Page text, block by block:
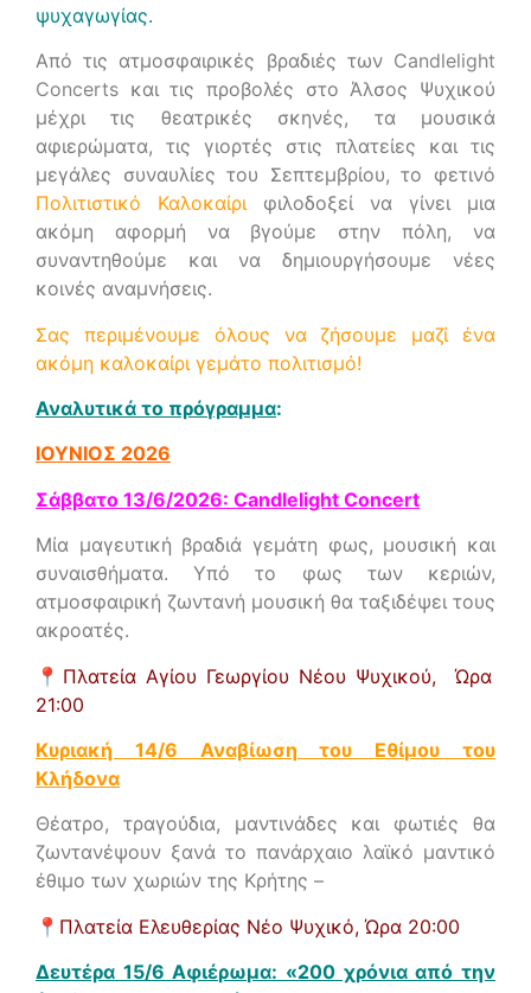
ψυχαγωγίας.
Από τις ατμοσφαιρικές βραδιές των Candlelight
Concerts και τις προβολές στο Άλσος Ψυχικού
μέχρι τις θεατρικές σκηνές, τα μουσικά
αφιερώματα, τις γιορτές στις πλατείες και τις
μεγάλες συναυλίες του Σεπτεμβρίου, το φετινό
Πολιτιστικό Καλοκαίριφιλοδοξεί να γίνει μια
ακόμη αφορμή να βγούμε στην πόλη, να
συναντηθούμε και να δημιουργήσουμε νέες
κοινές αναμνήσεις.
Σας περιμένουμε όλους να ζήσουμε μαζί ένα
ακόμη καλοκαίρι γεμάτο πολιτισμό!
Αναλυτικά το πρόγραμμα:
ΙΟΥΝΙΟΣ 2026
Σάββατο 13/6/2026: Candlelight Concert
Μία μαγευτική βραδιά γεμάτη φως, μουσική και
συναισθήματα. Υπό το φως των κεριών,
ατμοσφαιρική ζωντανή μουσική θα ταξιδέψει τους
ακροατές.
📍 Πλατεία Αγίου Γεωργίου Νέου Ψυχικού, Ώρα
21:00
Κυριακή 14/6 Αναβίωση του Εθίμου του
Κλήδονα
Θέατρο, τραγούδια, μαντινάδες και φωτιές θα
ζωντανέψουν ξανά το πανάρχαιο λαϊκό μαντικό
έθιμο των χωριών της Κρήτης –
📍 Πλατεία Ελευθερίας Νέο Ψυχικό,Ώρα 20:00
Δευτέρα 15/6 Αφιέρωμα: «200 χρόνια από την